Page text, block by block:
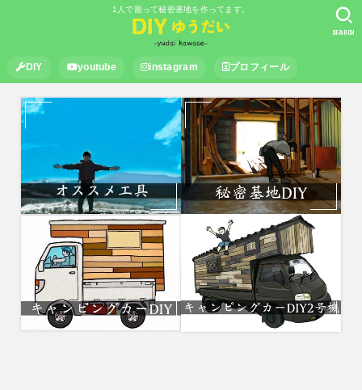
1人で籠って秘密基地を作ってます。
DIY youtube instagram プロフィール
SEARCH